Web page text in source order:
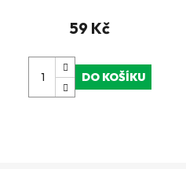
59 Kč
DO KOŠÍKU